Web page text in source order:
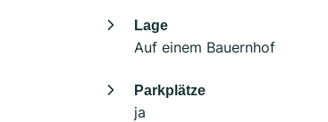
Lage
Auf einem Bauernhof
Parkplätze
ja